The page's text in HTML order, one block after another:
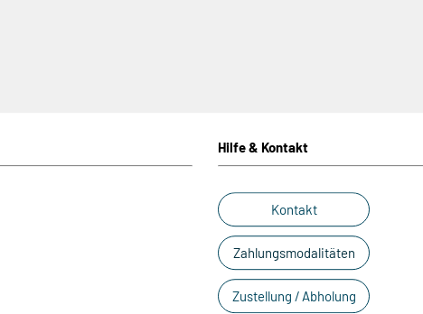
Hilfe & Kontakt
Kontakt
Zahlungsmodalitäten
Zustellung / Abholung